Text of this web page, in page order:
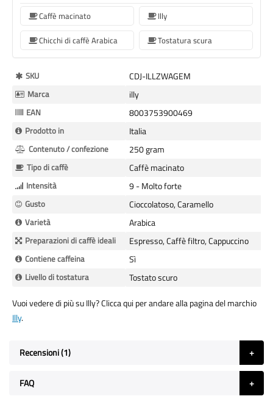
Caffè macinato
Illy
Chicchi di caffè Arabica
Tostatura scura
Maggiori
Informazioni
SKU CDJ-ILLZWAGEM
Marca illy
EAN 8003753900469
Prodotto in Italia
Contenuto / confezione 250 gram
Tipo di caffè Caffè macinato
Intensità 9 - Molto forte
Gusto Cioccolatoso, Caramello
Varietà Arabica
Preparazioni di caffè ideali Espresso, Caffè filtro, Cappuccino
Contiene caffeina Sì
Livello di tostatura
Tostato scuro
Vuoi vedere di più su Illy? Clicca qui per andare alla pagina del marchio
Illy.
Recensioni 1
FAQ